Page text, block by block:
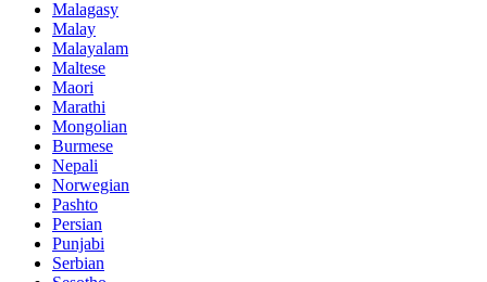
Malagasy
Malay
Malayalam
Maltese
Maori
Marathi
Mongolian
Burmese
Nepali
Norwegian
Pashto
Persian
Punjabi
Serbian